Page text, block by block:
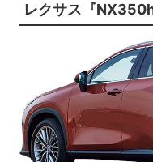
レクサス『NX350h